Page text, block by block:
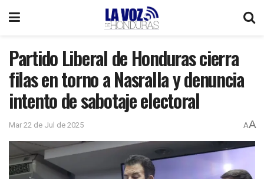
Partido Liberal de Honduras cierra
filas en torno a Nasralla y denuncia
intento de sabotaje electoral
Mar 22 de Jul de 2025 AA